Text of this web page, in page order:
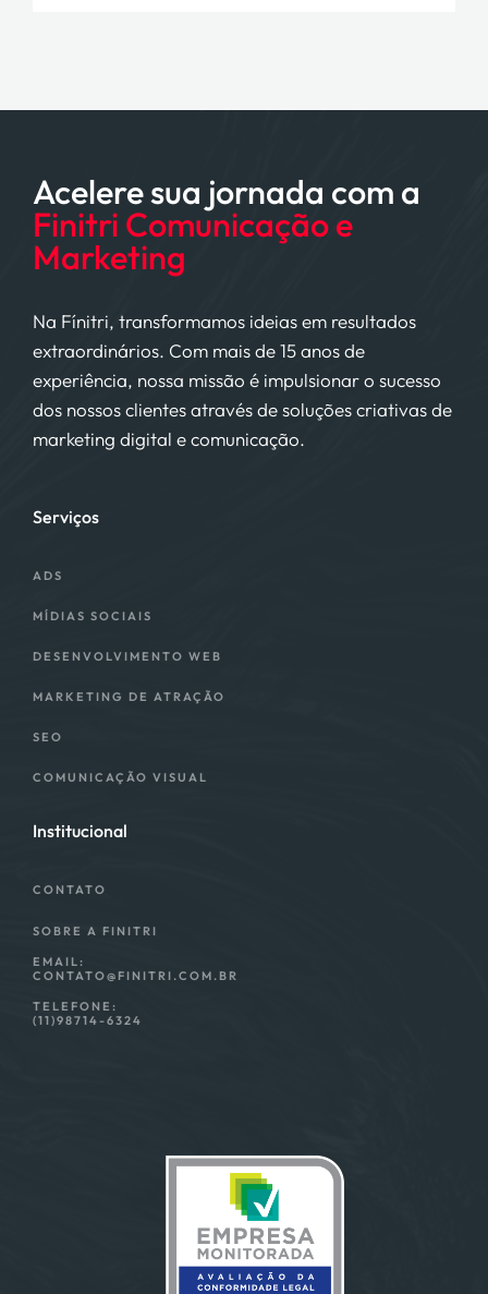
Acelere sua jornada com a
Finitri Comunicação e
Marketing
Na Fínitri, transformamos ideias em resultados
extraordinários. Com mais de 15 anos de
experiência, nossa missão é impulsionar o sucesso
dos nossos clientes através de soluções criativas de
marketing digital e comunicação.
Serviços
ADS
MÍDIAS SOCIAIS
DESENVOLVIMENTO WEB
MARKETING DE ATRAÇÃO
SEO
COMUNICAÇÃO VISUAL
Institucional
CONTATO
SOBRE A FINITRI
EMAIL:
CONTATO@FINITRI.COM.BR
TELEFONE:
(11)98714-6324